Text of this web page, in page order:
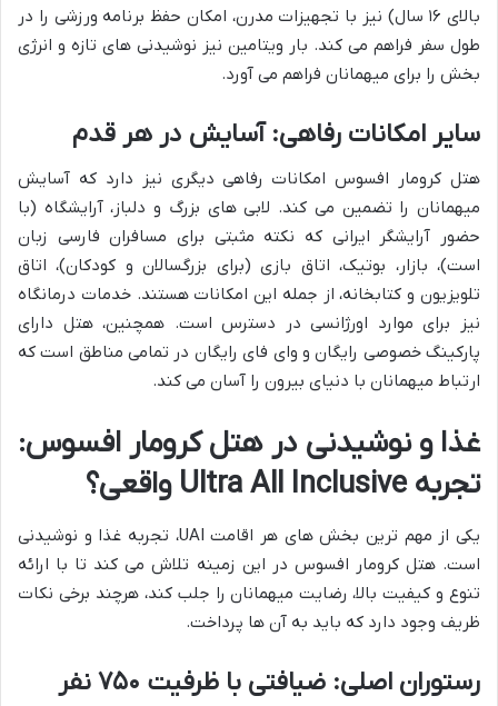
بالای ۱۶ سال) نیز با تجهیزات مدرن، امکان حفظ برنامه ورزشی را در
طول سفر فراهم می کند. بار ویتامین نیز نوشیدنی های تازه و انرژی
بخش را برای میهمانان فراهم می آورد.
سایر امکانات رفاهی: آسایش در هر قدم
هتل کرومار افسوس امکانات رفاهی دیگری نیز دارد که آسایش
میهمانان را تضمین می کند. لابی های بزرگ و دلباز، آرایشگاه (با
حضور آرایشگر ایرانی که نکته مثبتی برای مسافران فارسی زبان
است)، بازار، بوتیک، اتاق بازی (برای بزرگسالان و کودکان)، اتاق
تلویزیون و کتابخانه، از جمله این امکانات هستند. خدمات درمانگاه
نیز برای موارد اورژانسی در دسترس است. همچنین، هتل دارای
پارکینگ خصوصی رایگان و وای فای رایگان در تمامی مناطق است که
ارتباط میهمانان با دنیای بیرون را آسان می کند.
غذا و نوشیدنی در هتل کرومار افسوس:
تجربه Ultra All Inclusive واقعی؟
یکی از مهم ترین بخش های هر اقامت UAI، تجربه غذا و نوشیدنی
است. هتل کرومار افسوس در این زمینه تلاش می کند تا با ارائه
تنوع و کیفیت بالا، رضایت میهمانان را جلب کند، هرچند برخی نکات
ظریف وجود دارد که باید به آن ها پرداخت.
رستوران اصلی: ضیافتی با ظرفیت ۷۵۰ نفر